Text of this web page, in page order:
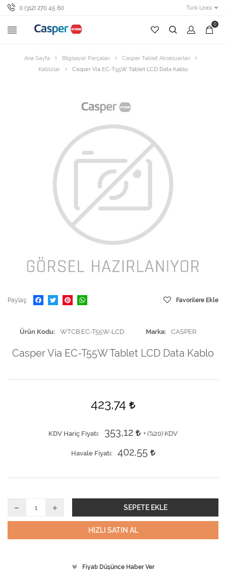
0 (312) 270 45 60 Türk Lirası
0
Ana Sayfa Bilgisayar Parçaları
Casper Tablet Aksesuarları
Kablolar
Casper Via EC-T55W Tablet LCD Data Kablo
Paylaş Favorilere Ekle
Ürün Kodu WTCB.EC-T55W-LCD Marka CASPER
Casper Via EC-T55W Tablet LCD Data Kablo
423,74
KDV Hariç Fiyatı 353,12 + (%20) KDV
Havale Fiyatı 402,55
SEPETE EKLE
HIZLI SATIN AL
Fiyatı Düşünce Haber Ver